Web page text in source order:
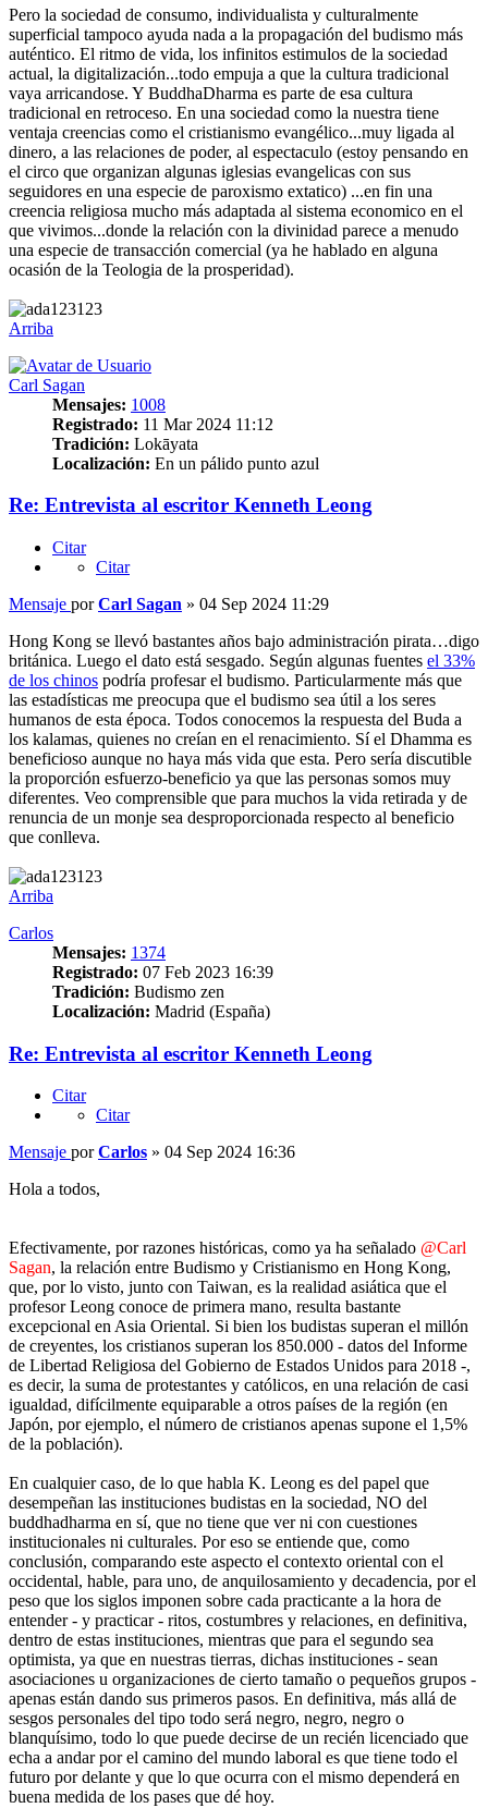
Pero la sociedad de consumo, individualista y culturalmente
superficial tampoco ayuda nada a la propagación del budismo más
auténtico. El ritmo de vida, los infinitos estimulos de la sociedad
actual, la digitalización...todo empuja a que la cultura tradicional
vaya arricandose. Y BuddhaDharma es parte de esa cultura
tradicional en retroceso. En una sociedad como la nuestra tiene
ventaja creencias como el cristianismo evangélico...muy ligada al
dinero, a las relaciones de poder, al espectaculo (estoy pensando en
el circo que organizan algunas iglesias evangelicas con sus
seguidores en una especie de paroxismo extatico) ...en fin una
creencia religiosa mucho más adaptada al sistema economico en el
que vivimos...donde la relación con la divinidad parece a menudo
una especie de transacción comercial (ya he hablado en alguna
ocasión de la Teologia de la prosperidad).
Arriba
Carl Sagan
Mensajes: 1008
Registrado: 11 Mar 2024 11:12
Tradición: Lokāyata
Localización: En un pálido punto azul
Re: Entrevista al escritor Kenneth Leong
Citar
Citar
Mensaje porCarl Sagan » 04 Sep 2024 11:29
Hong Kong se llevó bastantes años bajo administración pirata…digo
británica. Luego el dato está sesgado. Según algunas fuentes el 33%
de los chinos podría profesar el budismo. Particularmente más que
las estadísticas me preocupa que el budismo sea útil a los seres
humanos de esta época. Todos conocemos la respuesta del Buda a
los kalamas, quienes no creían en el renacimiento. Sí el Dhamma es
beneficioso aunque no haya más vida que esta. Pero sería discutible
la proporción esfuerzo-beneficio ya que las personas somos muy
diferentes. Veo comprensible que para muchos la vida retirada y de
renuncia de un monje sea desproporcionada respecto al beneficio
que conlleva.
Arriba
Carlos
Mensajes: 1374
Registrado: 07 Feb 2023 16:39
Tradición: Budismo zen
Localización: Madrid (España)
Re: Entrevista al escritor Kenneth Leong
Citar
Citar
Mensaje porCarlos » 04 Sep 2024 16:36
Hola a todos,
Efectivamente, por razones históricas, como ya ha señalado @Carl
Sagan, la relación entre Budismo y Cristianismo en Hong Kong,
que, por lo visto, junto con Taiwan, es la realidad asiática que el
profesor Leong conoce de primera mano, resulta bastante
excepcional en Asia Oriental. Si bien los budistas superan el millón
de creyentes, los cristianos superan los 850.000 - datos del Informe
de Libertad Religiosa del Gobierno de Estados Unidos para 2018 -,
es decir, la suma de protestantes y católicos, en una relación de casi
igualdad, difícilmente equiparable a otros países de la región (en
Japón, por ejemplo, el número de cristianos apenas supone el 1,5%
de la población).
En cualquier caso, de lo que habla K. Leong es del papel que
desempeñan las instituciones budistas en la sociedad, NO del
buddhadharma en sí, que no tiene que ver ni con cuestiones
institucionales ni culturales. Por eso se entiende que, como
conclusión, comparando este aspecto el contexto oriental con el
occidental, hable, para uno, de anquilosamiento y decadencia, por el
peso que los siglos imponen sobre cada practicante a la hora de
entender - y practicar - ritos, costumbres y relaciones, en definitiva,
dentro de estas instituciones, mientras que para el segundo sea
optimista, ya que en nuestras tierras, dichas instituciones - sean
asociaciones u organizaciones de cierto tamaño o pequeños grupos -
apenas están dando sus primeros pasos. En definitiva, más allá de
sesgos personales del tipo todo será negro, negro, negro o
blanquísimo, todo lo que puede decirse de un recién licenciado que
echa a andar por el camino del mundo laboral es que tiene todo el
futuro por delante y que lo que ocurra con el mismo dependerá en
buena medida de los pases que dé hoy.